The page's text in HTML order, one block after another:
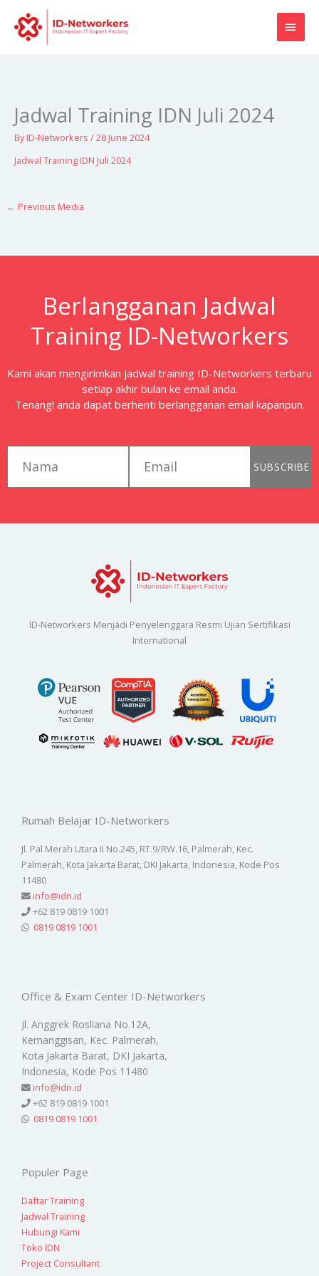
content
Jadwal Training IDN Juli 2024
ByID-Networkers /28 June 2024
Jadwal Training IDN Juli 2024
← Previous Media
Berlangganan Jadwal
Training ID-Networkers
Kami akan mengirimkan jadwal training ID-Networkers terbaru
setiap akhir bulan ke email anda.
Tenang! anda dapat berhenti berlangganan email kapanpun.
SUBSCRIBE
ID-Networkers Menjadi Penyelenggara Resmi Ujian Sertifikasi
International
Rumah Belajar ID-Networkers
Jl. Pal Merah Utara II No.245, RT.9/RW.16, Palmerah, Kec.
Palmerah, Kota Jakarta Barat, DKI Jakarta, Indonesia, Kode Pos
11480
info@idn.id
+62 819 0819 1001
0819 0819 1001
Office & Exam Center ID-Networkers
Jl. Anggrek Rosliana No.12A,
Kemanggisan, Kec. Palmerah,
Kota Jakarta Barat, DKI Jakarta,
Indonesia, Kode Pos 11480
info@idn.id
+62 819 0819 1001
0819 0819 1001
Populer Page
Daftar Training
Jadwal Training
Hubungi Kami
Toko IDN
Project Consultant